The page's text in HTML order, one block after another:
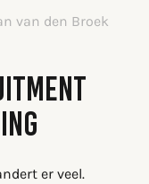
van den Broek
er veel.